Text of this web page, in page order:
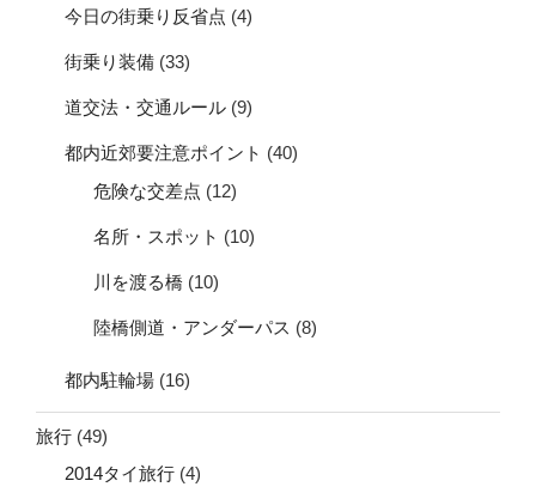
今日の街乗り反省点 (4)
街乗り装備 (33)
道交法・交通ルール (9)
都内近郊要注意ポイント (40)
危険な交差点 (12)
名所・スポット (10)
川を渡る橋 (10)
陸橋側道・アンダーパス (8)
都内駐輪場 (16)
旅行 (49)
2014タイ旅行 (4)